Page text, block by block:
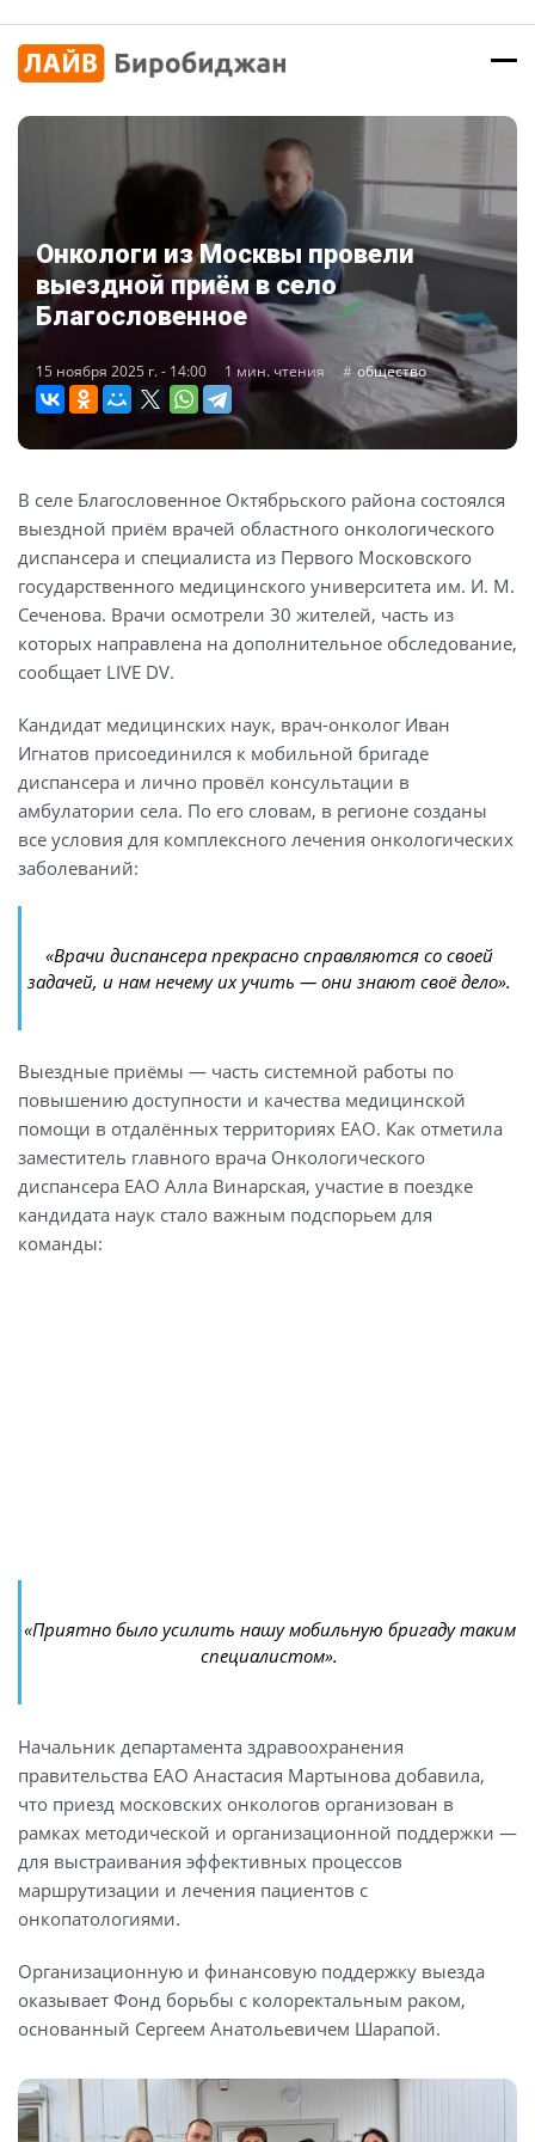
Онкологи из Москвы провели
выездной приём в село
Благословенное
15 ноября 2025 г. - 14:00 1 мин. чтения общество
В селе Благословенное Октябрьского района состоялся
выездной приём врачей областного онкологического
диспансера и специалиста из Первого Московского
государственного медицинского университета им. И. М.
Сеченова. Врачи осмотрели 30 жителей, часть из
которых направлена на дополнительное обследование,
сообщает LIVE DV.
Кандидат медицинских наук, врач-онколог Иван
Игнатов присоединился к мобильной бригаде
диспансера и лично провёл консультации в
амбулатории села. По его словам, в регионе созданы
все условия для комплексного лечения онкологических
заболеваний:
«Врачи диспансера прекрасно справляются со своей
задачей, и нам нечему их учить — они знают своё дело».
Выездные приёмы — часть системной работы по
повышению доступности и качества медицинской
помощи в отдалённых территориях ЕАО. Как отметила
заместитель главного врача Онкологического
диспансера ЕАО Алла Винарская, участие в поездке
кандидата наук стало важным подспорьем для
команды:
«Приятно было усилить нашу мобильную бригаду таким
специалистом».
Начальник департамента здравоохранения
правительства ЕАО Анастасия Мартынова добавила,
что приезд московских онкологов организован в
рамках методической и организационной поддержки —
для выстраивания эффективных процессов
маршрутизации и лечения пациентов с
онкопатологиями.
Организационную и финансовую поддержку выезда
оказывает Фонд борьбы с колоректальным раком,
основанный Сергеем Анатольевичем Шарапой.